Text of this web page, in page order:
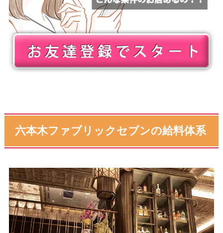
六本木ファブリックセブンの給料体系